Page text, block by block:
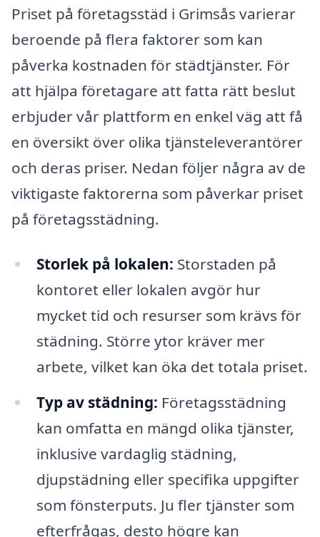
Priset på företagsstäd i Grimsås varierar
beroende på flera faktorer som kan
påverka kostnaden för städtjänster. För
att hjälpa företagare att fatta rätt beslut
erbjuder vår plattform en enkel väg att få
en översikt över olika tjänsteleverantörer
och deras priser. Nedan följer några av de
viktigaste faktorerna som påverkar priset
på företagsstädning.
Storlek på lokalen: Storstaden på
kontoret eller lokalen avgör hur
mycket tid och resurser som krävs för
städning. Större ytor kräver mer
arbete, vilket kan öka det totala priset.
Typ av städning: Företagsstädning
kan omfatta en mängd olika tjänster,
inklusive vardaglig städning,
djupstädning eller specifika uppgifter
som fönsterputs. Ju fler tjänster som
efterfrågas, desto högre kan